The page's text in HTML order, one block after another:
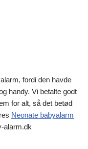
fordi den havde
handy. Vi betalte godt
for alt, så det betød
Neonate babyalarm
alarm.dk